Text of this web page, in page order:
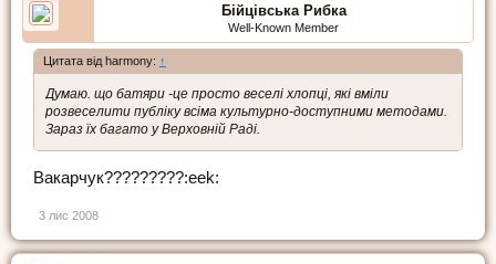
Бійцівська Рибка
Well-Known Member
Цитата від harmony: ↑
Думаю. що батяри -це просто веселі хлопці, які вміли
розвеселити публіку всіма культурно-доступними методами.
Зараз їх багато у Верховній Раді.
Вакарчук?????????:eek:
3 лис 2008